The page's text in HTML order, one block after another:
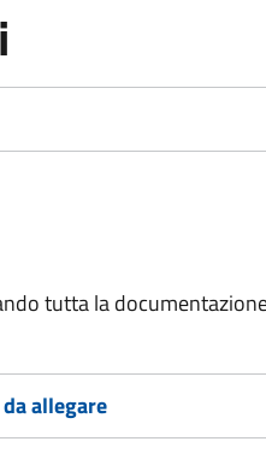
tutta la
allegare